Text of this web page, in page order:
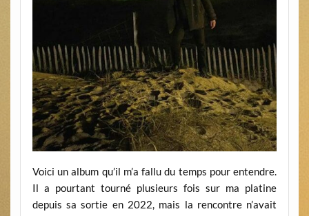
Voici un album qu’il m’a fallu du temps pour entendre.
Il a pourtant tourné plusieurs fois sur ma platine
depuis sa sortie en 2022, mais la rencontre n’avait